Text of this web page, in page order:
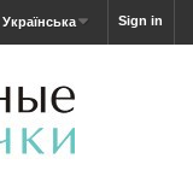
Sign in
Українська